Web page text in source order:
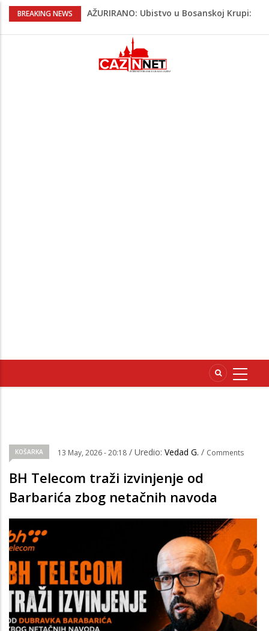
BREAKING NEWS
AŽURIRANO: Ubistvo u Bosanskoj Krupi:
osumnjičeni uhapšen
Horde zla neće u Mostar: Žestoko
prozvali rukovodstvo FK Sarajevo
KOŠARKA 13 May, 2026 - 20:18 / Uredio: Vedad G. / Comments
BH Telecom traži izvinjenje od
Barbarića zbog netačnih navoda